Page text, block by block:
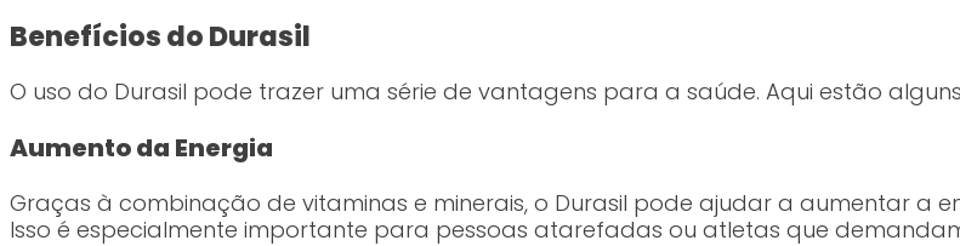
Benefícios do Durasil
O uso do Durasil pode trazer uma série de vantagens para a saúde. Aqui estão
Aumento da Energia
Graças à combinação de vitaminas e minerais, o Durasil pode ajudar a aumentar a
Isso é especialmente importante para pessoas atarefadas ou atletas que